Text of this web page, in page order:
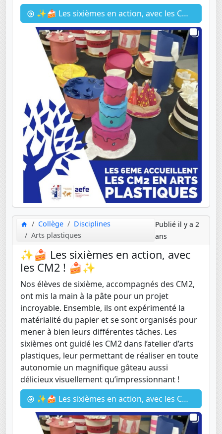
✨🍰 Les sixièmes en action, avec les CM2 ! 🍰✨
Collège
Disciplines
Arts plastiques
Publié il y a 2
ans
✨🍰 Les sixièmes en action, avec
les CM2 ! 🍰✨
Nos élèves de sixième, accompagnés des CM2,
ont mis la main à la pâte pour un projet
incroyable. Ensemble, ils ont expérimenté la
matérialité du papier et se sont organisés pour
mener à bien leurs différentes tâches. Les
sixièmes ont guidé les CM2 dans l’atelier d’arts
plastiques, leur permettant de réaliser en toute
autonomie un magnifique gâteau aussi
délicieux visuellement qu’impressionnant !
✨🍰 Les sixièmes en action, avec les CM2 ! 🍰✨